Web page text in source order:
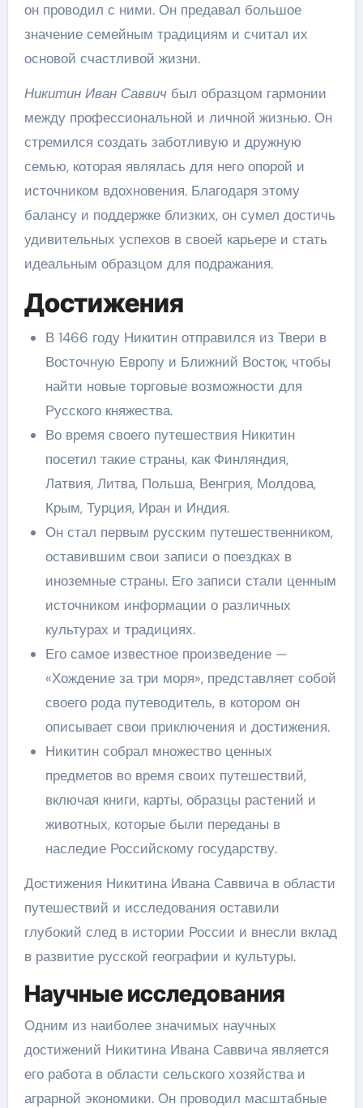
он проводил с ними. Он предавал большое
значение семейным традициям и считал их
основой счастливой жизни.
Никитин Иван Саввичбыл образцом гармонии
между профессиональной и личной жизнью. Он
стремился создать заботливую и дружную
семью, которая являлась для него опорой и
источником вдохновения. Благодаря этому
балансу и поддержке близких, он сумел достичь
удивительных успехов в своей карьере и стать
идеальным образцом для подражания.
Достижения
В 1466 году Никитин отправился из Твери в
Восточную Европу и Ближний Восток, чтобы
найти новые торговые возможности для
Русского княжества.
Во время своего путешествия Никитин
посетил такие страны, как Финляндия,
Латвия, Литва, Польша, Венгрия, Молдова,
Крым, Турция, Иран и Индия.
Он стал первым русским путешественником,
оставившим свои записи о поездках в
иноземные страны. Его записи стали ценным
источником информации о различных
культурах и традициях.
Его самое известное произведение —
«Хождение за три моря», представляет собой
своего рода путеводитель, в котором он
описывает свои приключения и достижения.
Никитин собрал множество ценных
предметов во время своих путешествий,
включая книги, карты, образцы растений и
животных, которые были переданы в
наследие Российскому государству.
Достижения Никитина Ивана Саввича в области
путешествий и исследования оставили
глубокий след в истории России и внесли вклад
в развитие русской географии и культуры.
Научные исследования
Одним из наиболее значимых научных
достижений Никитина Ивана Саввича является
его работа в области сельского хозяйства и
аграрной экономики. Он проводил масштабные